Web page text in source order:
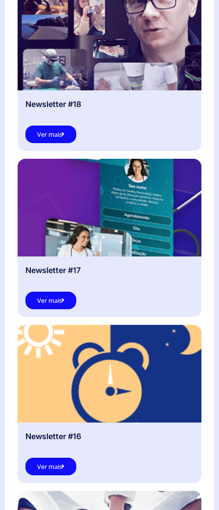
Newsletter #18
Ver mais
Newsletter #17
Ver mais
Newsletter #16
Ver mais